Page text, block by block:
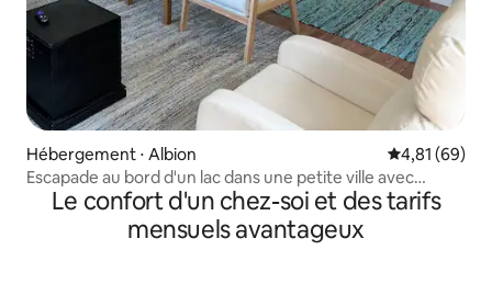
Hébergement ⋅ Albion Évaluation
4,81 (69)
Escapade au bord d'un lac dans une petite ville avec
JACUZZI !
Le confort d'un chez-soi et des tarifs
mensuels avantageux